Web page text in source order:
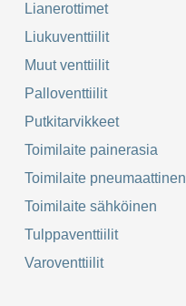
Lianerottimet
Liukuventtiilit
Muut venttiilit
Palloventtiilit
Putkitarvikkeet
Toimilaite painerasia
Toimilaite pneumaattinen
Toimilaite sähköinen
Tulppaventtiilit
Varoventtiilit